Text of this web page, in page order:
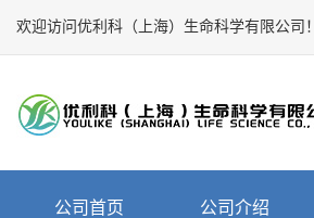
欢迎访问优利科（上海）生命科学有限公司！
Close
司
首
公司首页 公司介绍